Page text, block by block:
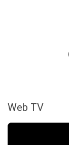
Web TV